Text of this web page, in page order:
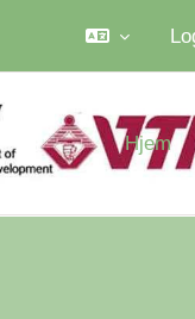
Hjem